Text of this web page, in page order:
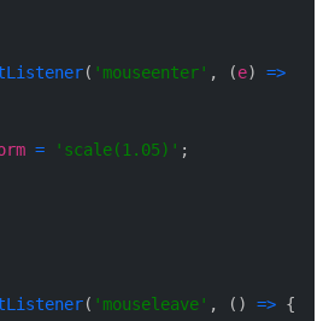
( 'mouseenter' , (e)
=>
= 'scale(1.05)' ;
( 'mouseleave' , ( ) => {